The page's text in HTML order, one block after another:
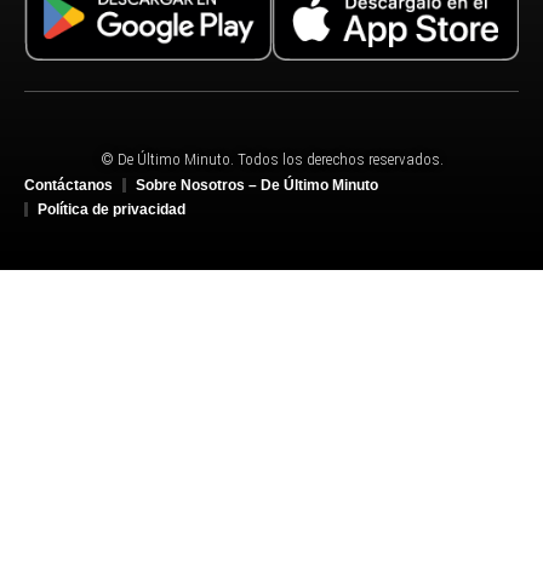
© De Último Minuto. Todos los derechos reservados.
Contáctanos
Sobre Nosotros – De Último Minuto
Política de privacidad